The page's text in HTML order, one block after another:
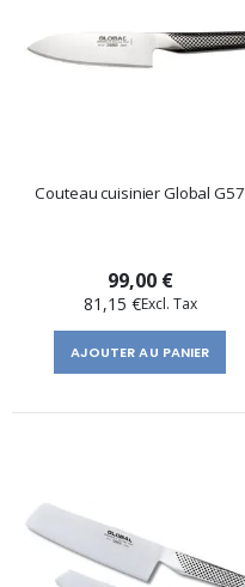
Couteau cuisinier Global G57
99,00 €
81,15 €
AJOUTER AU PANIER